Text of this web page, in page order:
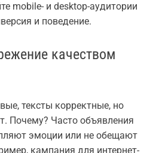
mobile- и desktop-аудитории
и поведение.
качеством
тексты корректные, но
Почему? Часто объявления
эмоции или не обещают
кампания для интернет-